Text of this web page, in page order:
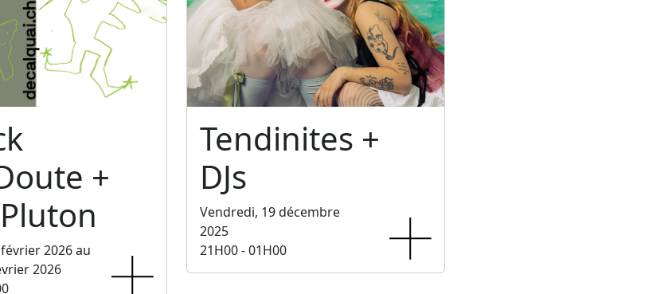
+
2026 au
2026
Tendinites +
DJs
Vendredi, 19 décembre
2025
21H00 - 01H00